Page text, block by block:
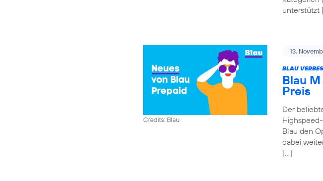
unterstützt
Credits: Blau
13.
BLAU
Blau
Preis
Der
Blau den
dabei
[…]